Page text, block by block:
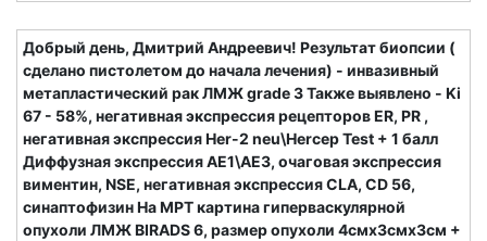
Добрый день, Дмитрий Андреевич! Результат биопсии (
сделано пистолетом до начала лечения) - инвазивный
метапластический рак ЛМЖ grade 3 Также выявлено - Ki
67 - 58%, негативная экспрессия рецепторов ER, PR ,
негативная экспрессия Her-2 neu\Hercep Test + 1 балл
Диффузная экспрессия АЕ1\АЕ3, очаговая экспрессия
виментин, NSE, негативная экспрессия CLA, CD 56,
синаптофизин На МРТ картина гиперваскулярной
опухоли ЛМЖ BIRADS 6, размер опухоли 4смх3смх3см +